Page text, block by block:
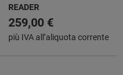
READER
259,00 €
più IVA all’aliquota corrente